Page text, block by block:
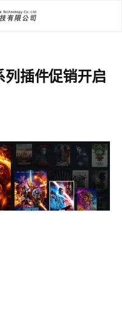
插件促销开启